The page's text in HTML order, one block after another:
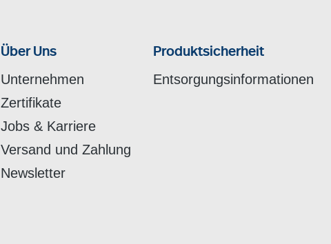
Über Uns
Unternehmen
Zertifikate
Jobs & Karriere
Versand und Zahlung
Newsletter
Produktsicherheit
Entsorgungsinformationen